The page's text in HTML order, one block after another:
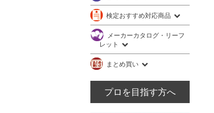
検定おすすめ対応商品
メーカーカタログ・リーフ
レット
まとめ買い
プロを目指す方へ